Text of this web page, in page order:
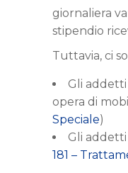
giornaliera
stipendio
Tuttavia, ci
Gli addetti
opera di
Speciale)
Gli
181 –